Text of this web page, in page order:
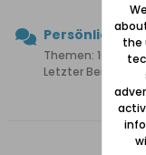
Themen: 107
Letzter Beitrag:
u.
the